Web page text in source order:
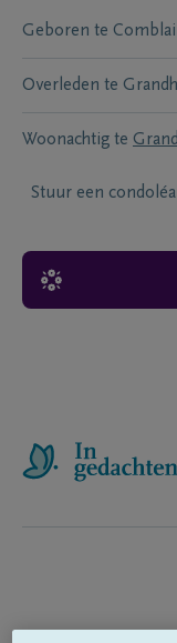
Geboren te
Overleden te
Woonachtig te
Stuur een